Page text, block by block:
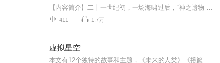
411 1.7万
虚拟星空